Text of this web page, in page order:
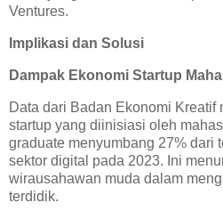
Ventures.
Implikasi dan Solusi
Dampak Ekonomi Startup
Data dari Badan Ekonomi Kreatif
startup yang diinisiasi oleh
graduate menyumbang 27% dari
sektor digital pada 2023. Ini
wirausahawan muda dalam
terdidik.